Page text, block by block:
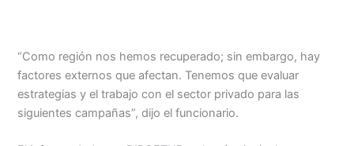
Menu
“Como región nos hemos recuperado; sin embargo, hay
factores externos que afectan. Tenemos que evaluar
estrategias y el trabajo con el sector privado para las
siguientes campañas”, dijo el funcionario.